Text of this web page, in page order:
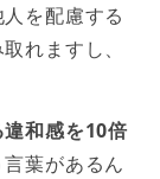
を配慮する
れますし、
違和感を10倍
言葉があるん